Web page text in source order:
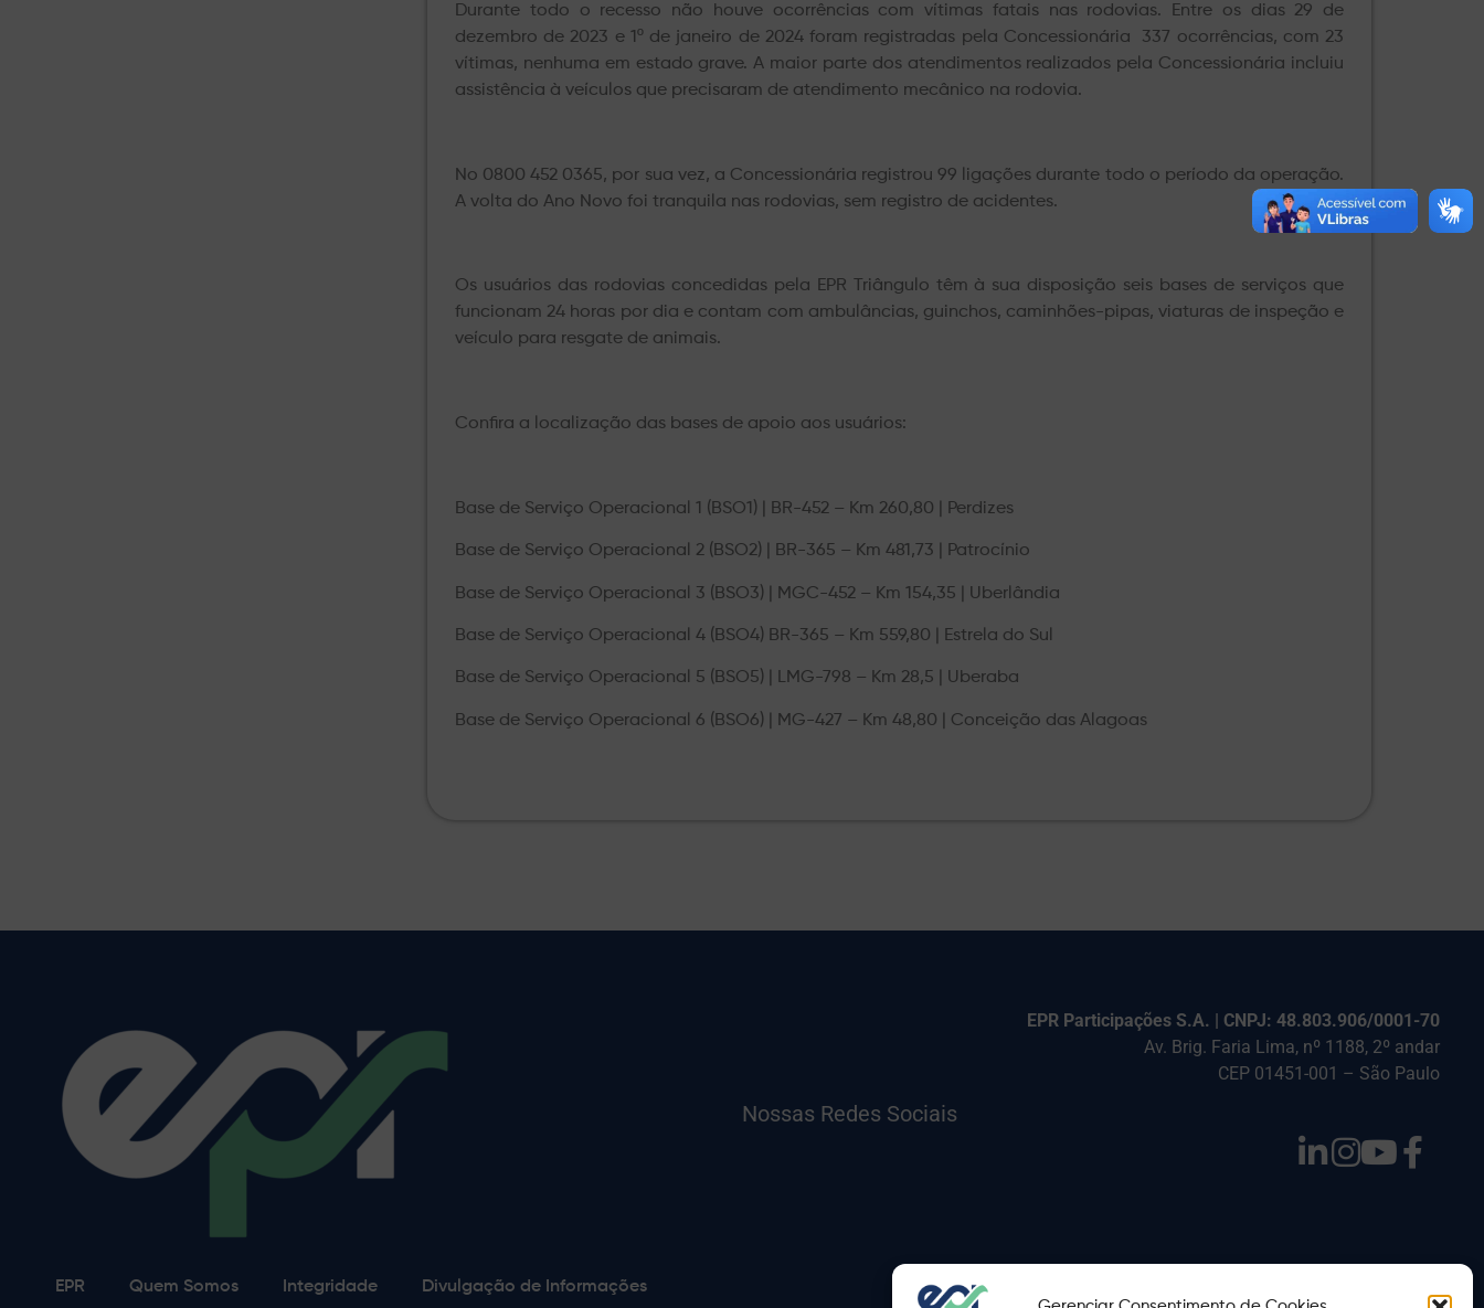
Durante todo o recesso não houve ocorrências com vítimas fatais nas rodovias. Entre os dias 29 de
dezembro de 2023 e 1º de janeiro de 2024 foram registradas pela Concessionária 337 ocorrências, com 23
vítimas, nenhuma em estado grave. A maior parte dos atendimentos realizados pela Concessionária incluiu
assistência à veículos que precisaram de atendimento mecânico na rodovia.
No 0800 452 0365, por sua vez, a Concessionária registrou 99 ligações durante todo o período da operação.
A volta do Ano Novo foi tranquila nas rodovias, sem registro de acidentes.
Os usuários das rodovias concedidas pela EPR Triângulo têm à sua disposição seis bases de serviços que
funcionam 24 horas por dia e contam com ambulâncias, guinchos, caminhões-pipas, viaturas de inspeção e
veículo para resgate de animais.
Confira a localização das bases de apoio aos usuários:
Base de Serviço Operacional 1 (BSO1) | BR-452 – Km 260,80 | Perdizes
Base de Serviço Operacional 2 (BSO2) | BR-365 – Km 481,73 | Patrocínio
Base de Serviço Operacional 3 (BSO3) | MGC-452 – Km 154,35 | Uberlândia
Base de Serviço Operacional 4 (BSO4) BR-365 – Km 559,80 | Estrela do Sul
Base de Serviço Operacional 5 (BSO5) | LMG-798 – Km 28,5 | Uberaba
Base de Serviço Operacional 6 (BSO6) | MG-427 – Km 48,80 | Conceição das Alagoas
EPR Participações S.A. | CNPJ: 48.803.906/0001-70
Av. Brig. Faria Lima, nº 1188, 2º andar
CEP 01451-001 – São Paulo
Nossas Redes Sociais
EPR Quem Somos Integridade Divulgação de Informações